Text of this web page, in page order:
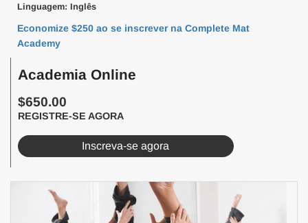
Linguagem: Inglês
Economize $250 ao se inscrever na Complete Mat
Academy
Academia Online
$650.00
REGISTRE-SE AGORA
Inscreva-se agora